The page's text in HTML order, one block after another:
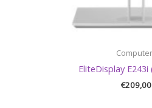
EliteDisplay E243i
€209,00